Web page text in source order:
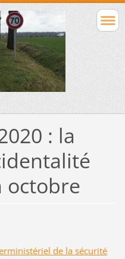
: la
octobre
de la sécurité